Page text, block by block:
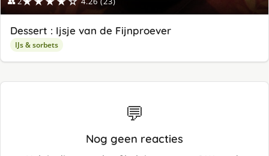
Dessert : Ijsje van de Fijnproever
IJs & sorbets
💬
Nog geen reacties